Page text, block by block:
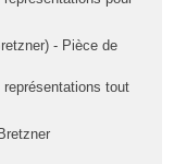
- Pièce de
tout